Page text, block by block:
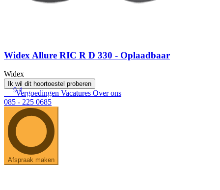
Widex Allure RIC R D 330 - Oplaadbaar
Widex
Ik wil dit hoortoestel proberen
9.4
Vergoedingen Vacatures Over ons
085 - 225 0685
Afspraak maken